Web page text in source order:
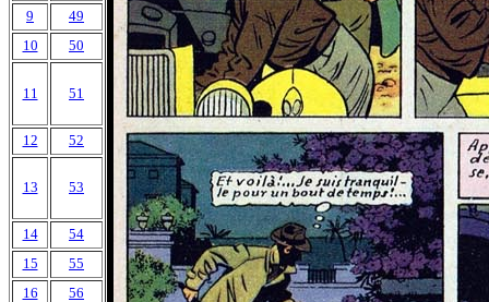
9
49
10
50
11 51
12 52
13 53
14
54
15
55
16
56